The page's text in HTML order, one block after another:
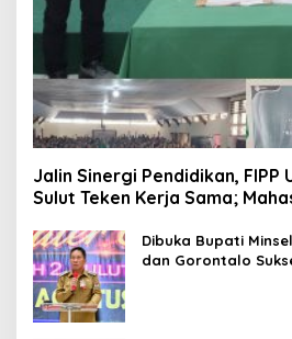
Jalin Sinergi Pendidikan, FIPP
Sulut Teken Kerja Sama;
Dibuka Bupati
dan Gorontalo